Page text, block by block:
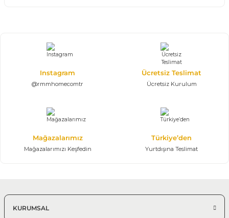
Instagram
@rmmhomecomtr
Ücretsiz Teslimat
Ücretsiz Kurulum
Mağazalarımız
Mağazalarımızı Keşfedin
Türkiye’den
Yurtdışına Teslimat
KURUMSAL